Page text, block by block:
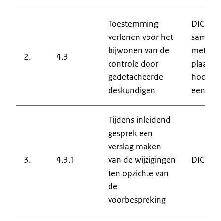
2. 4.3
Toestemming
verlenen voor het
bijwonen van de
controle door
gedetacheerde
deskundigen
DIC in
met het
hoofd
eenheid
3. 4.3.1
Tijdens inleidend
gesprek een
verslag maken
van de wijzigingen
ten opzichte van
de
voorbespreking
DIC